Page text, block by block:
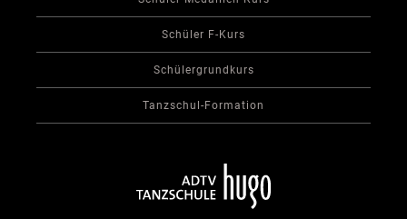
Schüler F-Kurs
Schülergrundkurs
Tanzschul-Formation